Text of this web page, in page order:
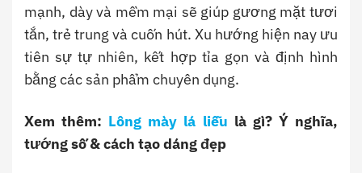
mạnh, dày và mềm mại sẽ giúp gương mặt tươi
tắn, trẻ trung và cuốn hút. Xu hướng hiện nay ưu
tiên sự tự nhiên, kết hợp tỉa gọn và định hình
bằng các sản phẩm chuyên dụng.
Xem thêm: Lông mày lá liễu là gì? Ý nghĩa,
tướng số & cách tạo dáng đẹp